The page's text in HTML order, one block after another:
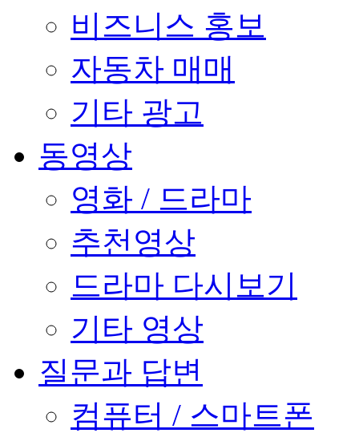
비즈니스 홍보
자동차 매매
기타 광고
동영상
영화 / 드라마
추천영상
드라마 다시보기
기타 영상
질문과 답변
컴퓨터 / 스마트폰